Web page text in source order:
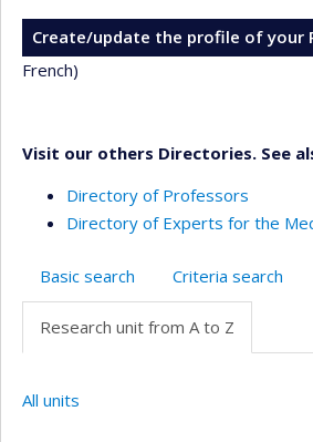
Create/update the profile of your
French)
Visit our others Directories. See
Directory of Professors
Directory of Experts for the
Basic search Criteria search
Research unit from A to Z
All units